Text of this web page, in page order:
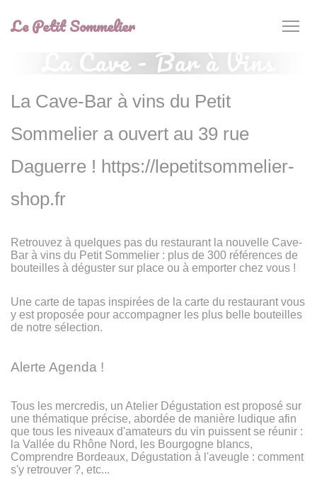
Le Petit Sommelier
La Cave - Bar à Vins
La Cave-Bar à vins du Petit
Sommelier a ouvert au 39 rue
Daguerre ! https://lepetitsommelier-
shop.fr
Retrouvez à quelques pas du restaurant la nouvelle Cave-
Bar à vins du Petit Sommelier : plus de 300 références de
bouteilles à déguster sur place ou à emporter chez vous !
Une carte de tapas inspirées de la carte du restaurant vous
y est proposée pour accompagner les plus belle bouteilles
de notre sélection.
Alerte Agenda !
Tous les mercredis, un Atelier Dégustation est proposé sur
une thématique précise, abordée de manière ludique afin
que tous les niveaux d'amateurs du vin puissent se réunir :
la Vallée du Rhône Nord, les Bourgogne blancs,
Comprendre Bordeaux, Dégustation à l'aveugle : comment
s'y retrouver ?, etc...